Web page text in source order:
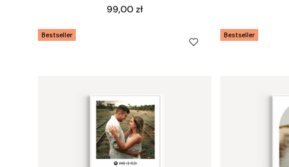
Cena
99,00 zł
Bestseller Bestseller